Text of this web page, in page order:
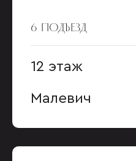
6 ПОДЪЕЗД
12 этаж
Малевич